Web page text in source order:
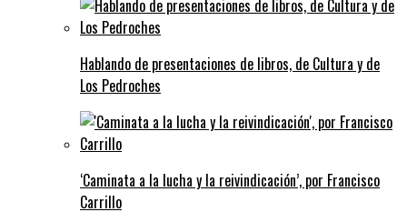
Hablando de presentaciones de libros, de Cultura y de
Los Pedroches
‘Caminata a la lucha y la reivindicación’, por Francisco
Carrillo